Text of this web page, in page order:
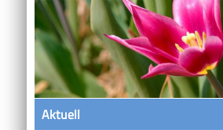
Aktuell